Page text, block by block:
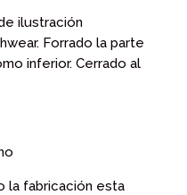
is:
28,00 €.
ilustración
Forrado la parte
inferior. Cerrado al
la fabricación esta